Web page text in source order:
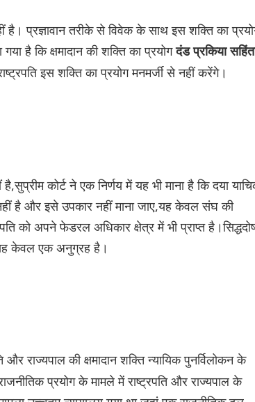
है। प्रज्ञावान तरीके से विवेक के साथ इस शक्ति का
है कि क्षमादान की शक्ति का प्रयोगदंड प्रकिया
इस शक्ति का प्रयोग मनमर्जी से नहीं करेंगे।
कोर्ट ने एक निर्णय में यह भी माना है कि दया
है और इसे उपकार नहीं माना जाए,यह केवल संघ की
को अपने फेडरल अधिकार क्षेत्र में भी प्राप्त
यह केवल एक अनुग्रह है।
और राज्यपाल की क्षमादान शक्ति न्यायिक पुनर्विलोकन के
प्रयोग के मामले में राष्ट्रपति और राज्यपाल के